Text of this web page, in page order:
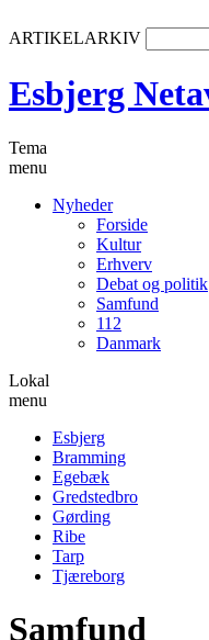
ARTIKELARKIV
Esbjerg
Tema
menu
Nyheder
Forside
Kultur
Erhverv
Debat og politik
Samfund
112
Danmark
Lokal
menu
Esbjerg
Bramming
Egebæk
Gredstedbro
Gørding
Ribe
Tarp
Tjæreborg
Samfund